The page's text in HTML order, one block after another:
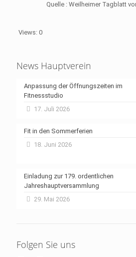
Quelle : Weilheimer Tagblatt
Views: 0
News Hauptverein
Anpassung der Öffnungszeiten im
Fitnessstudio
17. Juli 2026
Fit in den Sommerferien
18. Juni 2026
Einladung zur 179. ordentlichen
Jahreshauptversammlung
29. Mai 2026
Folgen Sie uns